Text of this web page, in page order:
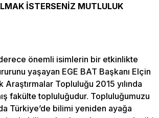
İSTERSENİZ MUTLULUK
önemli isimlerin bir etkinlikte
yaşayan EGE BAT Başkanı Elçin
Topluluğu 2015 yılında
fakülte topluluğudur. Topluluğumuzu
Türkiye’de bilimi yeniden ayağa